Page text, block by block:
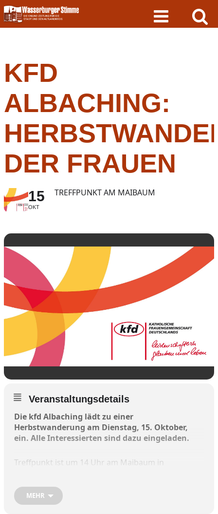
Skip
to
content
KFD
ALBACHING:
DER FRAUEN
15
OKT
TREFFPUNKT AM MAIBAUM
Veranstaltungsdetails
Die kfd Albaching lädt zu einer
Herbstwanderung am Dienstag, 15. Oktober,
ein. Alle Interessierten sind dazu eingeladen.
Treffpunkt ist um 14 Uhr am Maibaum in
Information bei Elisabeth Sanftl, Telefonnummer
MEHR